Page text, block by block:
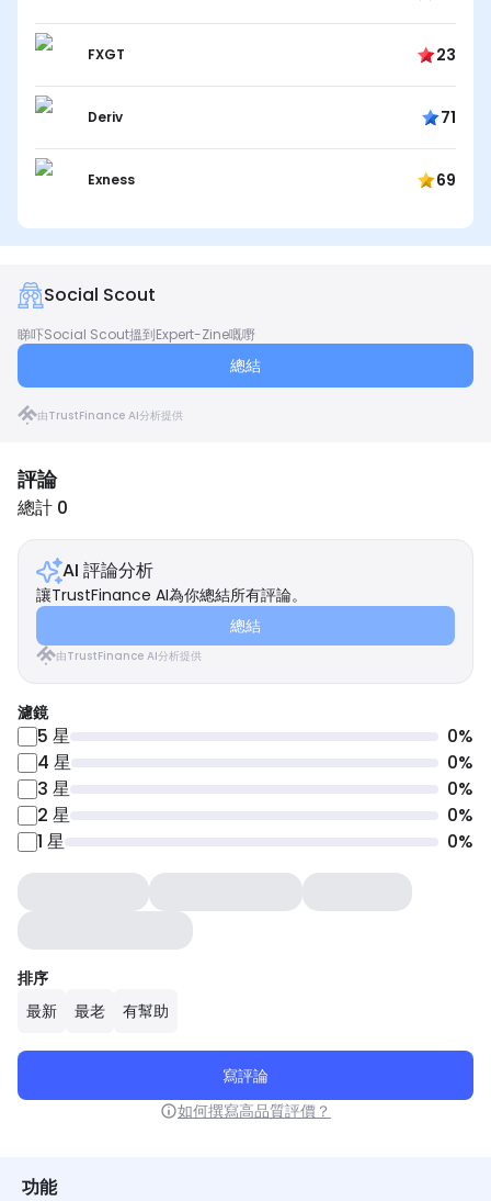
FXGT 23
Deriv 71
Exness 69
Social Scout
睇吓Social Scout搵到Expert-Zine嘅嘢
總結
由TrustFinance AI分析提供
評論
總計 0
AI 評論分析
讓TrustFinance AI為你總結所有評論。
總結
由TrustFinance AI分析提供
濾鏡
5 星 0%
4 星 0%
3 星 0%
2 星 0%
1 星 0%
排序
最新
最老 有幫助
寫評論
如何撰寫高品質評價？
功能